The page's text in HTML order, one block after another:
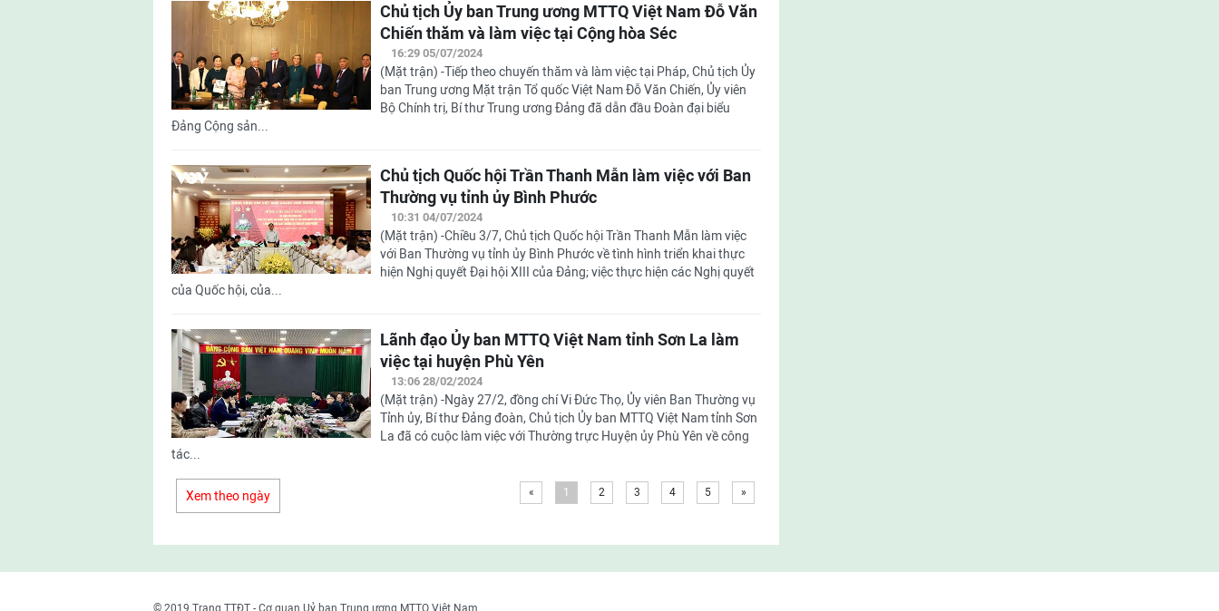
Chủ tịch Ủy ban Trung ương MTTQ Việt Nam Đỗ Văn
Chiến thăm và làm việc tại Cộng hòa Séc
16:29 05/07/2024
(Mặt trận) -Tiếp theo chuyến thăm và làm việc tại Pháp, Chủ tịch Ủy
ban Trung ương Mặt trận Tổ quốc Việt Nam Đỗ Văn Chiến, Ủy viên
Bộ Chính trị, Bí thư Trung ương Đảng đã dẫn đầu Đoàn đại biểu
Đảng Cộng sản...
Chủ tịch Quốc hội Trần Thanh Mẫn làm việc với Ban
Thường vụ tỉnh ủy Bình Phước
10:31 04/07/2024
(Mặt trận) -Chiều 3/7, Chủ tịch Quốc hội Trần Thanh Mẫn làm việc
với Ban Thường vụ tỉnh ủy Bình Phước về tình hình triển khai thực
hiện Nghị quyết Đại hội XIII của Đảng; việc thực hiện các Nghị quyết
của Quốc hội, của...
Lãnh đạo Ủy ban MTTQ Việt Nam tỉnh Sơn La làm
việc tại huyện Phù Yên
13:06 28/02/2024
(Mặt trận) -Ngày 27/2, đồng chí Vi Đức Thọ, Ủy viên Ban Thường vụ
Tỉnh ủy, Bí thư Đảng đoàn, Chủ tịch Ủy ban MTTQ Việt Nam tỉnh Sơn
La đã có cuộc làm việc với Thường trực Huyện ủy Phù Yên về công
tác...
Xem theo ngày « 1 2 3 4 5 »
© 2019 Trang TTĐT - Cơ quan Uỷ ban Trung ương MTTQ Việt Nam.